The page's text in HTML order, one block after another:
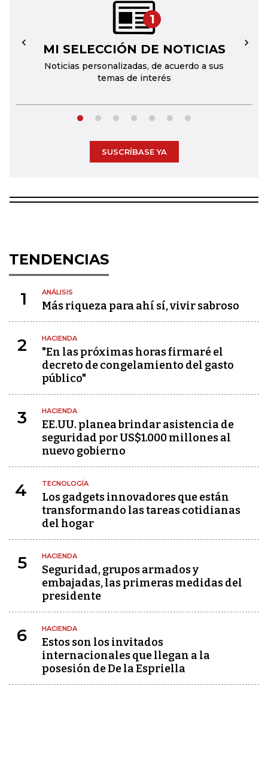
1
MI SELECCIÓN DE NOTICIAS
Noticias personalizadas, de acuerdo a sus
temas de interés
← →
SUSCRÍBASE YA
TENDENCIAS
1 ANÁLISIS
Más riqueza para ahí sí, vivir sabroso
2 HACIENDA
"En las próximas horas firmaré el
decreto de congelamiento del gasto
público"
3 HACIENDA
EE.UU. planea brindar asistencia de
seguridad por US$1.000 millones al
nuevo gobierno
4 TECNOLOGÍA
Los gadgets innovadores que están
transformando las tareas cotidianas
del hogar
5 HACIENDA
Seguridad, grupos armados y
embajadas, las primeras medidas del
presidente
6 HACIENDA
Estos son los invitados
internacionales que llegan a la
posesión de De la Espriella